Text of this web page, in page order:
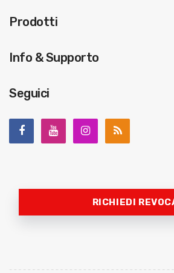
Prodotti
Info & Supporto
Seguici
RICHIEDI